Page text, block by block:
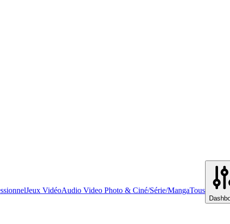
Jeux VidéoAudio Video Photo & Ciné/Série/MangaTous